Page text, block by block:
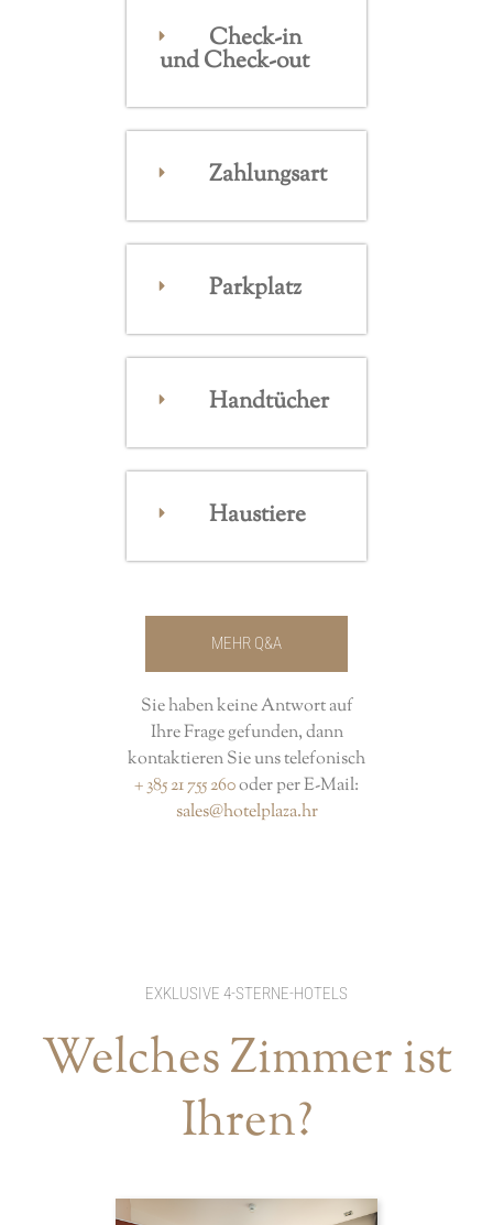
Check-in
und Check-out
Zahlungsart
Parkplatz
Handtücher
Haustiere
MEHR Q&A
Sie haben keine Antwort auf
Ihre Frage gefunden, dann
kontaktieren Sie uns telefonisch
+ 385 21 755 260oder per E-Mail:
sales@hotelplaza.hr
EXKLUSIVE 4-STERNE-HOTELS
Welches Zimmer ist
Ihren?